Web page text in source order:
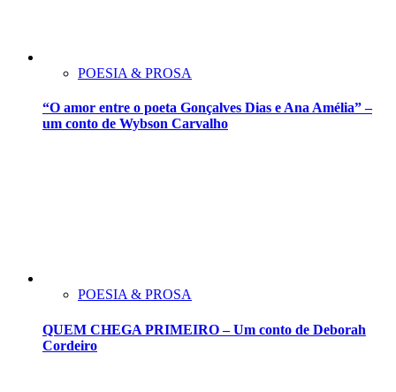
POESIA & PROSA
“O amor entre o poeta Gonçalves Dias e Ana Amélia” –
um conto de Wybson Carvalho
POESIA & PROSA
QUEM CHEGA PRIMEIRO – Um conto de Deborah
Cordeiro